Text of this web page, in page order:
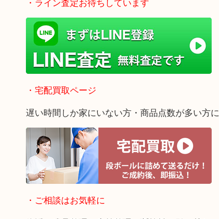
・宅配買取ページ
遅い時間しか家にいない方・商品点数が多い方
・ご相談はお気軽に